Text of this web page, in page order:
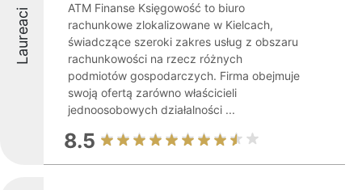
Laureaci
ATM Finanse Księgowość to biuro
rachunkowe zlokalizowane w Kielcach,
świadczące szeroki zakres usług z obszaru
rachunkowości na rzecz różnych
podmiotów gospodarczych. Firma obejmuje
swoją ofertą zarówno właścicieli
jednoosobowych działalności ...
8.5